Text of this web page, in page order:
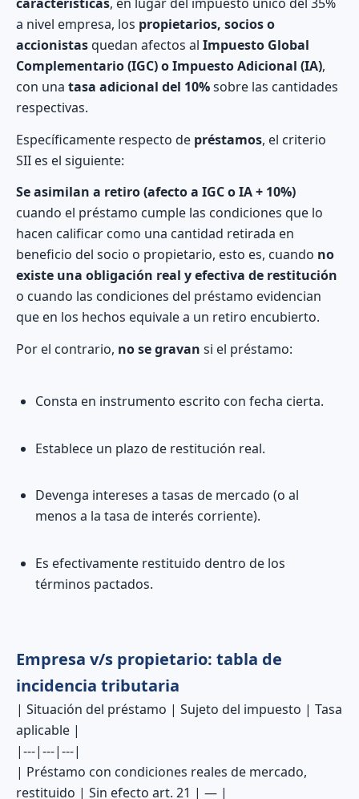
a nivel empresa, los propietarios, socios o
accionistasquedan afectos al Impuesto Global
Complementario (IGC) o Impuesto Adicional (IA),
con una tasa adicional del 10%sobre las cantidades
respectivas.
Específicamente respecto de préstamos, el criterio
SII es el siguiente:
Se asimilan a retiro (afecto a IGC o IA + 10%)
cuando el préstamo cumple las condiciones que lo
hacen calificar como una cantidad retirada en
beneficio del socio o propietario, esto es, cuando no
existe una obligación real y efectiva de restitución
o cuando las condiciones del préstamo evidencian
que en los hechos equivale a un retiro encubierto.
Por el contrario, no se gravan si el préstamo:
Consta en instrumento escrito con fecha cierta.
Establece un plazo de restitución real.
Devenga intereses a tasas de mercado (o al
menos a la tasa de interés corriente).
Es efectivamente restituido dentro de los
términos pactados.
Empresa v/s propietario: tabla de
incidencia tributaria
| Situación del préstamo | Sujeto del impuesto | Tasa
aplicable |
|---|---|---|
| Préstamo con condiciones reales de mercado,
restituido | Sin efecto art. 21 | — |